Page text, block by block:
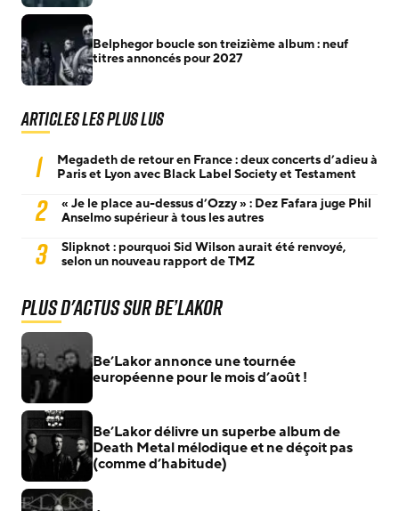
Belphegor boucle son treizième album : neuf
titres annoncés pour 2027
Articles les plus lus
1
Megadeth de retour en France : deux concerts d’adieu à
Paris et Lyon avec Black Label Society et Testament
2
« Je le place au-dessus d’Ozzy » : Dez Fafara juge Phil
Anselmo supérieur à tous les autres
3
Slipknot : pourquoi Sid Wilson aurait été renvoyé,
selon un nouveau rapport de TMZ
Plus d'actus sur Be’Lakor
Be’Lakor annonce une tournée
européenne pour le mois d’août !
Be’Lakor délivre un superbe album de
Death Metal mélodique et ne déçoit pas
(comme d’habitude)